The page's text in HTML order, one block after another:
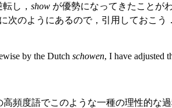
し， show が優勢になってきたことが
次のようにあるので，引用しておこう．
by the Dutch schowen, I have adjusted
高頻度語でこのような一種の理性的な